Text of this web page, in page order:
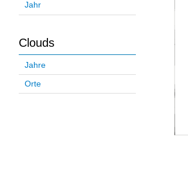
Jahr
Clouds
Jahre
Orte